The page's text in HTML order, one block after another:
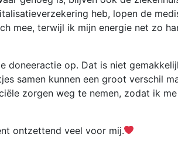
heb, lopen de
mee, terwijl ik mijn energie net zo
doneeractie op. Dat is niet
samen kunnen een groot verschil
zorgen weg te nemen, zodat ik
ontzettend veel voor mij.